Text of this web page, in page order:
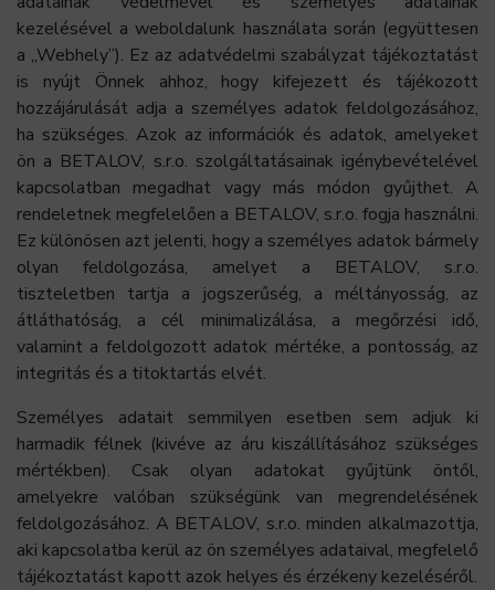
kezelésével a weboldalunk használata során (együttesen
a „Webhely”). Ez az adatvédelmi szabályzat tájékoztatást
is nyújt Önnek ahhoz, hogy kifejezett és tájékozott
hozzájárulását adja a személyes adatok feldolgozásához,
ha szükséges. Azok az információk és adatok, amelyeket
ön a BETALOV, s.r.o. szolgáltatásainak igénybevételével
kapcsolatban megadhat vagy más módon gyűjthet. A
rendeletnek megfelelően a BETALOV, s.r.o. fogja használni.
Ez különösen azt jelenti, hogy a személyes adatok bármely
olyan feldolgozása, amelyet a BETALOV, s.r.o.
tiszteletben tartja a jogszerűség, a méltányosság, az
átláthatóság, a cél minimalizálása, a megőrzési idő,
valamint a feldolgozott adatok mértéke, a pontosság, az
integritás és a titoktartás elvét.
Személyes adatait semmilyen esetben sem adjuk ki
harmadik félnek (kivéve az áru kiszállításához szükséges
mértékben). Csak olyan adatokat gyűjtünk öntől,
amelyekre valóban szükségünk van megrendelésének
feldolgozásához. A BETALOV, s.r.o. minden alkalmazottja,
aki kapcsolatba kerül az ön személyes adataival, megfelelő
tájékoztatást kapott azok helyes és érzékeny kezeléséről.